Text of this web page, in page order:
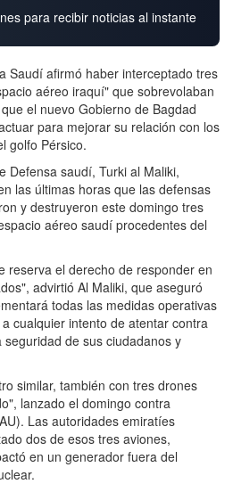
para recibir noticias al instante
Saudí afirmó haber interceptado tres
aéreo iraquí" que sobrevolaban
el nuevo Gobierno de Bagdad
para mejorar su relación con los
golfo Pérsico.
Defensa saudí, Turki al Maliki,
las últimas horas que las defensas
y destruyeron este domingo tres
aéreo saudí procedentes del
reserva el derecho de responder en
advirtió Al Maliki, que aseguró
todas las medidas operativas
cualquier intento de atentar contra
de sus ciudadanos y
similar, también con tres drones
lanzado el domingo contra
Las autoridades emiratíes
dos de esos tres aviones,
en un generador fuera del